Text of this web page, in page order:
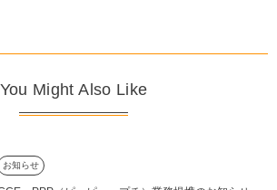
You Might Also Like
お知らせ